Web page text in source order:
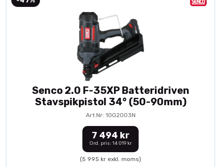
Senco 2.0 F-35XP Batteridriven
Stavspikpistol 34° (50-90mm)
Art.Nr: 10G2003N
7 494 kr
Ord. pris: 14 019 kr
(5 995 kr exkl. moms)